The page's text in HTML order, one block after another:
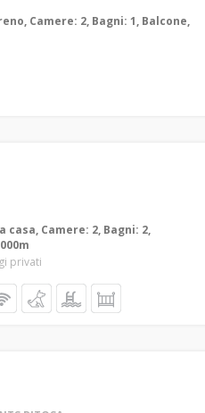
Camere: 2, Bagni: 1, Balcone,
casa, Camere: 2, Bagni: 2,
privati